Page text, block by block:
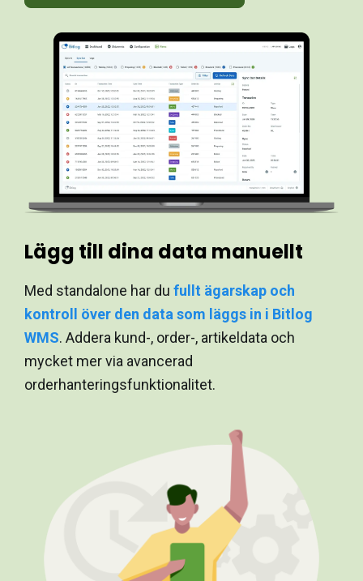
Lägg till dina data manuellt
Med standalone har du fullt ägarskap och
kontroll över den data som läggs in i Bitlog
WMS. Addera kund-, order-, artikeldata och
mycket mer via avancerad
orderhanteringsfunktionalitet.